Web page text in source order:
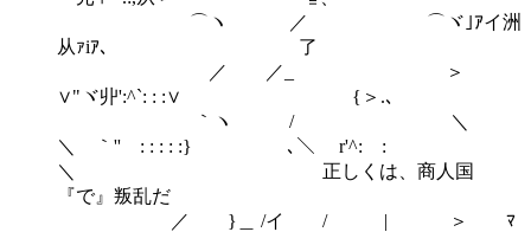
⌒ヽ ／ ⌒ヾ｣ｱイ洲
从ｧiｱ､ 了
／ ／_ ＞
∨"ヾ丱':^`: : :∨ {＞.､
｀ヽ / ＼
＼ ｀'' : : : : :} ､＼ r'^: :
＼ 正しくは、商人国
『で』叛乱だ
／ }＿ /イ / | ＞ ﾏ